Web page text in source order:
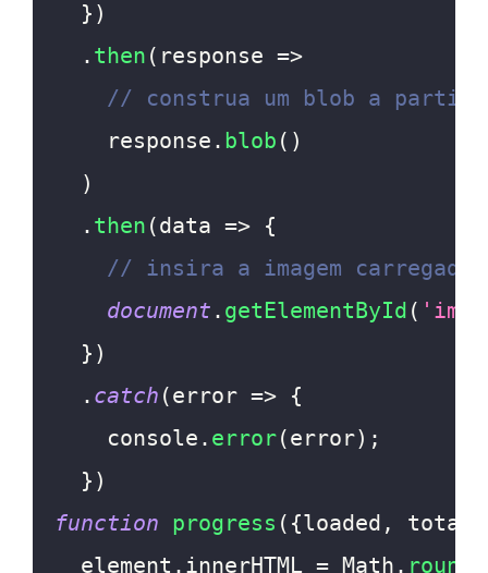
} )
. then ( response =>
// construa um blob a partir
    response
. blob ( )
)
. then (data =>
{
// insira a imagem carregada
document . getElementById ( 'img'
} )
. catch (error =>
{
console . error(error) ;
} )
function
progress ( {loaded , total
  element
. innerHTML = Math . round